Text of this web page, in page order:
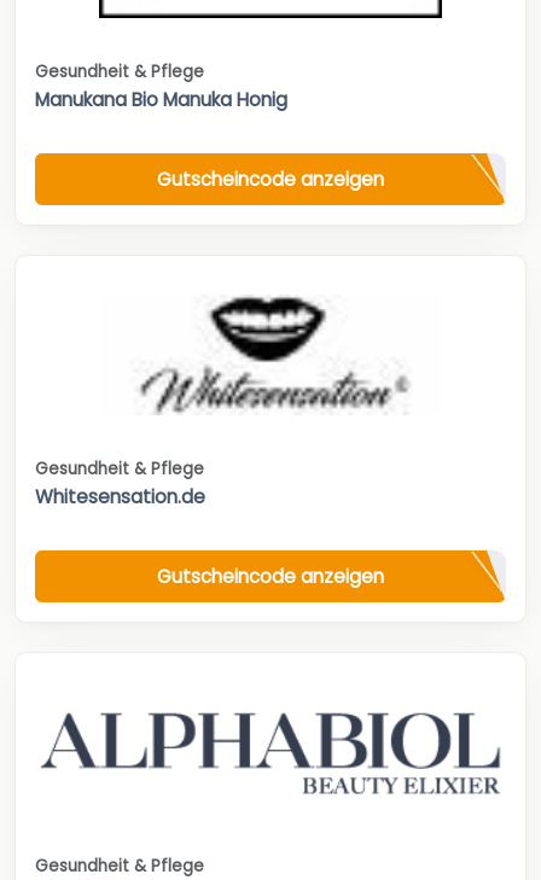
Gesundheit & Pflege
Manukana Bio Manuka Honig
Gutscheincode anzeigen
Gesundheit & Pflege
Whitesensation.de
Gutscheincode anzeigen
Gesundheit & Pflege